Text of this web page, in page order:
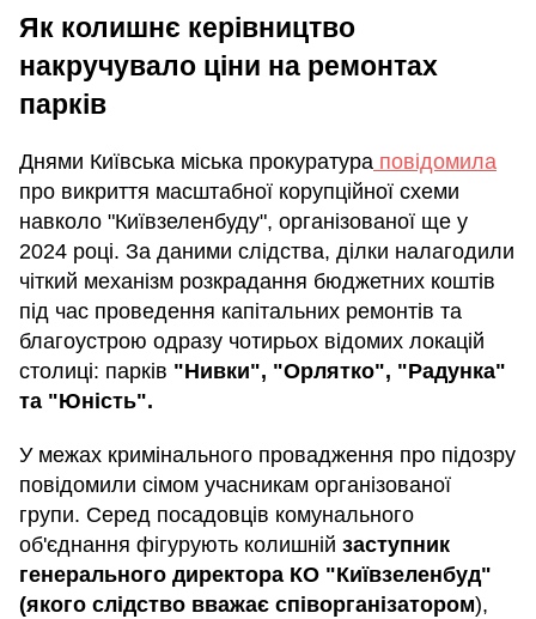
Як колишнє керівництво
накручувало ціни на ремонтах
парків
Днями Київська міська прокуратура повідомила
про викриття масштабної корупційної схеми
навколо "Київзеленбуду", організованої ще у
2024 році. За даними слідства, ділки налагодили
чіткий механізм розкрадання бюджетних коштів
під час проведення капітальних ремонтів та
благоустрою одразу чотирьох відомих локацій
столиці: парків "Нивки", "Орлятко", "Радунка"
та "Юність".
У межах кримінального провадження про підозру
повідомили сімом учасникам організованої
групи. Серед посадовців комунального
об'єднання фігурують колишній заступник
генерального директора КО "Київзеленбуд"
(якого слідство вважає співорганізатором),